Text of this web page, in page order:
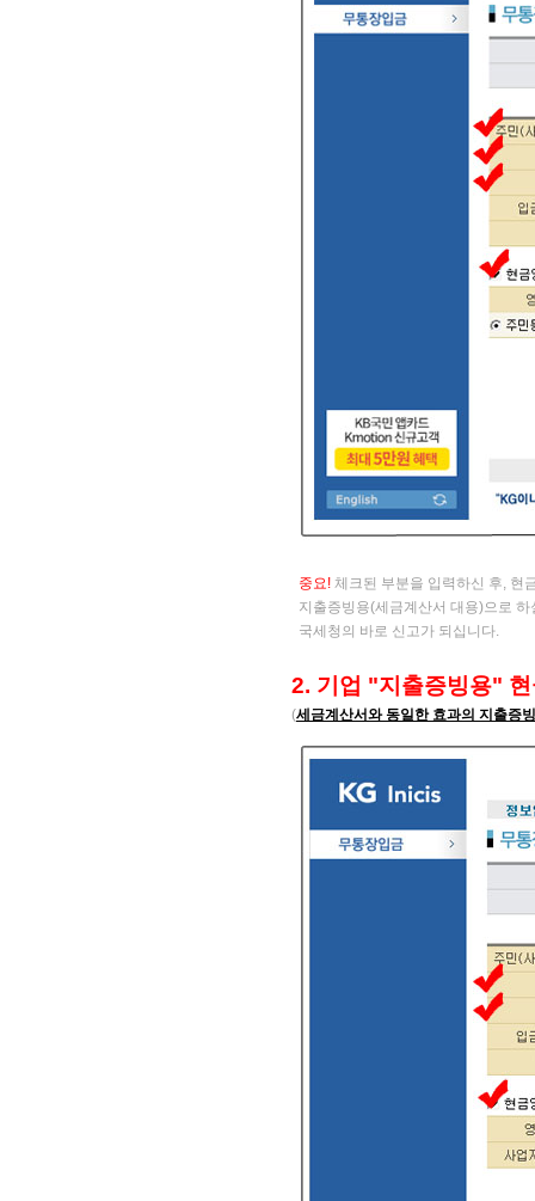
중요! 체크된 부분을 입력하신 후, 현
지출증빙용(세금계산서 대용)으로
국세청의 바로 신고가 되십니다.
2. 기업 "지출증빙용"
(세금계산서와 동일한 효과의 지출증